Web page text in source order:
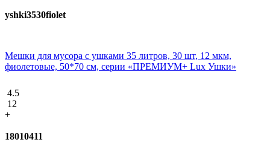
yshki3530fiolet
Мешки для мусора с ушками 35 литров, 30 шт, 12 мкм,
фиолетовые, 50*70 см, серии «ПРЕМИУМ+ Lux Ушки»
4.5
12
+
18010411